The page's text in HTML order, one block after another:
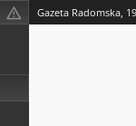
Gazeta Radomska,